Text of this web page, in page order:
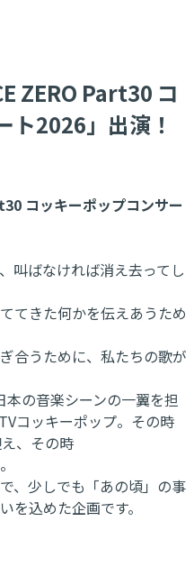
ZERO Part30 コ
ト2026」出演！
コッキーポップコンサー
叫ばなければ消え去ってし
てきた何かを伝えあうため
合うために、私たちの歌が
の音楽シーンの一翼を担
コッキーポップ。その時
、その時
、少しでも「あの頃」の事
を込めた企画です。